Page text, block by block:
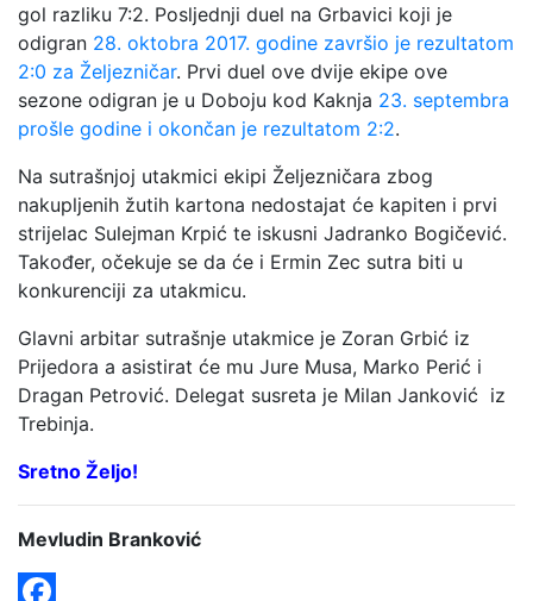
gol razliku 7:2. Posljednji duel na Grbavici koji je
odigran 28. oktobra 2017. godine završio je rezultatom
2:0 za Željezničar. Prvi duel ove dvije ekipe ove
sezone odigran je u Doboju kod Kaknja 23. septembra
prošle godine i okončan je rezultatom 2:2.
Na sutrašnjoj utakmici ekipi Željezničara zbog
nakupljenih žutih kartona nedostajat će kapiten i prvi
strijelac Sulejman Krpić te iskusni Jadranko Bogičević.
Također, očekuje se da će i Ermin Zec sutra biti u
konkurenciji za utakmicu.
Glavni arbitar sutrašnje utakmice je Zoran Grbić iz
Prijedora a asistirat će mu Jure Musa, Marko Perić i
Dragan Petrović. Delegat susreta je Milan Janković iz
Trebinja.
Sretno Željo!
Mevludin Branković